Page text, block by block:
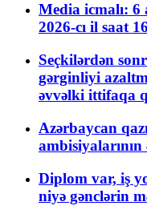
Media icmalı: 6
2026-cı il saat
Seçkilərdən
gərginliyi
əvvəlki ittifaqa
Azərbaycan
Diplom var, iş
niyə gənclərin